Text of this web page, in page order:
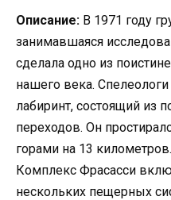
Описание: В 1971 году
занимавшаяся
сделала одно из
нашего века.
лабиринт, состоящий из
переходов. Он
горами на 13 километров.
Комплекс Фрасасси
нескольких пещерных